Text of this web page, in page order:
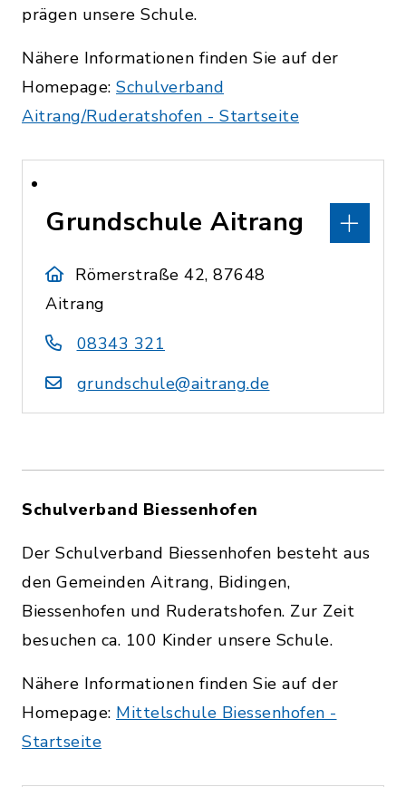
prägen unsere Schule.
Nähere Informationen finden Sie auf der
Homepage: Schulverband
Aitrang/Ruderatshofen - Startseite
Grundschule Aitrang
Römerstraße 42, 87648
Aitrang
08343 321
grundschule@aitrang.de
Schulverband Biessenhofen
Der Schulverband Biessenhofen besteht aus
den Gemeinden Aitrang, Bidingen,
Biessenhofen und Ruderatshofen. Zur Zeit
besuchen ca. 100 Kinder unsere Schule.
Nähere Informationen finden Sie auf der
Homepage: Mittelschule Biessenhofen -
Startseite